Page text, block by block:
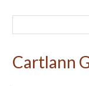
Cartlann